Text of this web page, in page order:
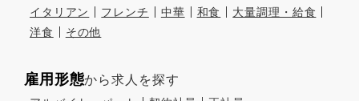
イタリアン フレンチ 中華 和食
大量調理・給食
洋食
その他
雇用形態から求人を探す